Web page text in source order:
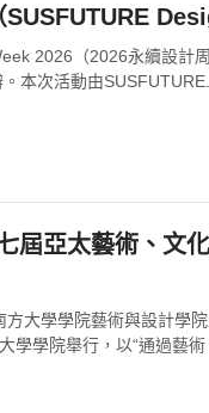
2026（2026永續設計
本次活動由SUSFUTURE...
屆亞太藝術、文
大學學院藝術與設計學院
學學院舉行，以“通過藝術